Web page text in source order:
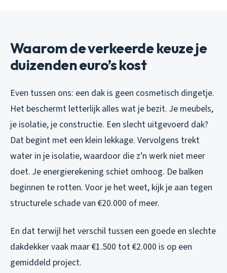
Waarom de verkeerde keuze je
duizenden euro’s kost
Even tussen ons: een dak is geen cosmetisch dingetje.
Het beschermt letterlijk alles wat je bezit. Je meubels,
je isolatie, je constructie. Een slecht uitgevoerd dak?
Dat begint met een klein lekkage. Vervolgens trekt
water in je isolatie, waardoor die z’n werk niet meer
doet. Je energierekening schiet omhoog. De balken
beginnen te rotten. Voor je het weet, kijk je aan tegen
structurele schade van €20.000 of meer.
En dat terwijl het verschil tussen een goede en slechte
dakdekker vaak maar €1.500 tot €2.000 is op een
gemiddeld project.